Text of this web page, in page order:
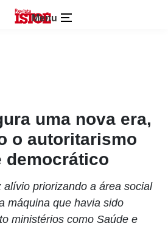
Menu
uma nova era,
o autoritarismo
democrático
alívio priorizando a área social
máquina que havia sido
ministérios como Saúde e